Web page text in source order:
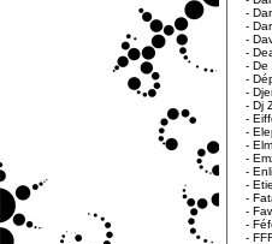
-
-
-
-
- De
-
-
- Dj
-
-
-
-
-
-
-
-
-
-